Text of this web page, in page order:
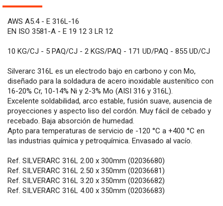
AWS A5.4 - E 316L-16
EN ISO 3581-A - E 19 12 3 LR 12
10 KG/CJ - 5 PAQ/CJ - 2 KGS/PAQ - 171 UD/PAQ - 855 UD/CJ
Silverarc 316L es un electrodo bajo en carbono y con Mo,
diseñado para la soldadura de acero inoxidable austenítico con
16-20% Cr, 10-14% Ni y 2-3% Mo (AISI 316 y 316L).
Excelente soldabilidad, arco estable, fusión suave, ausencia de
proyecciones y aspecto liso del cordón. Muy fácil de cebado y
recebado. Baja absorción de humedad.
Apto para temperaturas de servicio de -120 °C a +400 °C en
las industrias química y petroquímica. Envasado al vacío.
Ref. SILVERARC 316L 2.00 x 300mm (02036680)
Ref. SILVERARC 316L 2.50 x 350mm (02036681)
Ref. SILVERARC 316L 3.20 x 350mm (02036682)
Ref. SILVERARC 316L 4.00 x 350mm (02036683)